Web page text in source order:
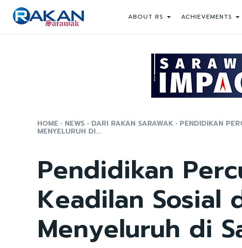
ABOUT RS ACHIEVEMENTS
HOME NEWS DARI RAKAN SARAWAK PENDIDIKAN
MENYELURUH DI...
Pendidikan
Keadilan Sosial
Menyeluruh di